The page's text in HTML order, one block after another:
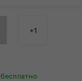
+1
бесплатно